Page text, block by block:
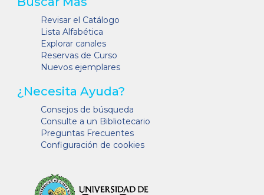
Revisar el Catálogo
Lista Alfabética
Explorar canales
Reservas de Curso
Nuevos ejemplares
¿Necesita Ayuda?
Consejos de búsqueda
Consulte a un Bibliotecario
Preguntas Frecuentes
Configuración de cookies